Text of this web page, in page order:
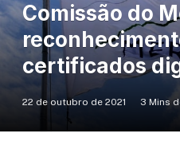
Comissão do
certificados
22 de outubro de 2021 3 Mins